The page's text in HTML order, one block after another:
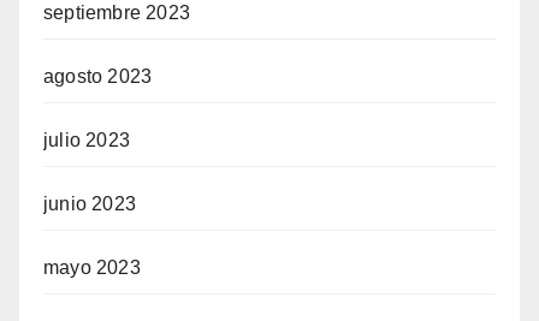
septiembre 2023
agosto 2023
julio 2023
junio 2023
mayo 2023